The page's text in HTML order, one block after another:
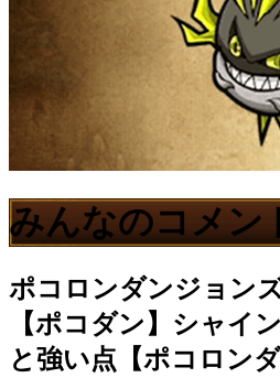
みんなのコメン
ポコロンダンジョン
【ポコダン】シャイ
と強い点【ポコロン